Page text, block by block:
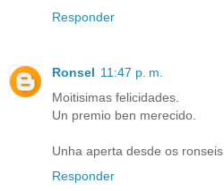
Responder
Ronsel 11:47 p. m.
Moitisimas felicidades.
Un premio ben merecido.
Unha aperta desde os ronseis
Responder